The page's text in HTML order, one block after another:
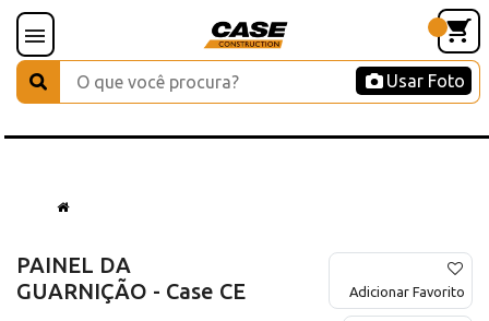
Usar Foto
PAINEL DA
GUARNIÇÃO - Case CE
Adicionar Favorito